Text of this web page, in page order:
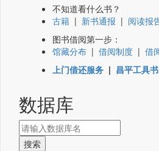
不知道看什么书？
古籍 | 新书通报 | 阅读报
图书借阅第一步：
馆藏分布 | 借阅制度 | 借
上门借还服务 | 昌平工具
数据库